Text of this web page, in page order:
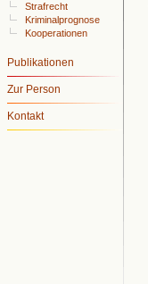
Strafrecht
Kriminalprognose
Kooperationen
Publikationen
Zur Person
Kontakt